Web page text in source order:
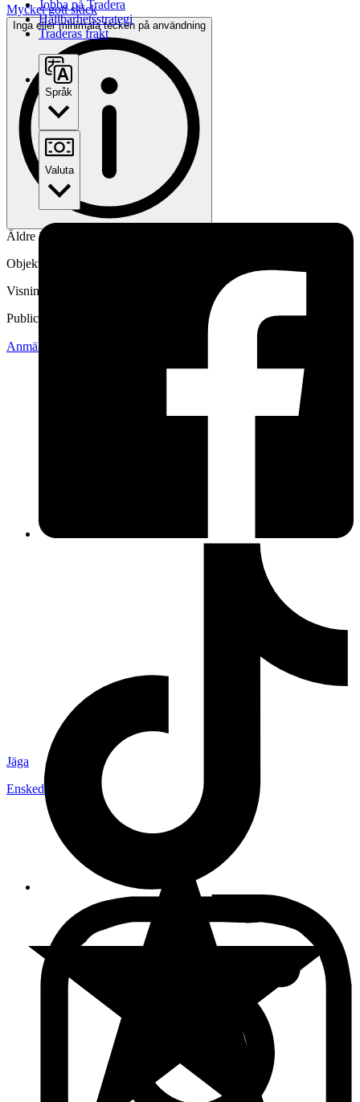
Mycket gott skick
Inga eller minimala tecken på användning
Äldre idrottspris i metal och sten sockel .
Objektnr
Visningar
Publicerad
Anmäl
Jäga
Enskede
Jobba på Tradera
Hållbarhetsstrategi
Traderas frakt
Språk
Valuta